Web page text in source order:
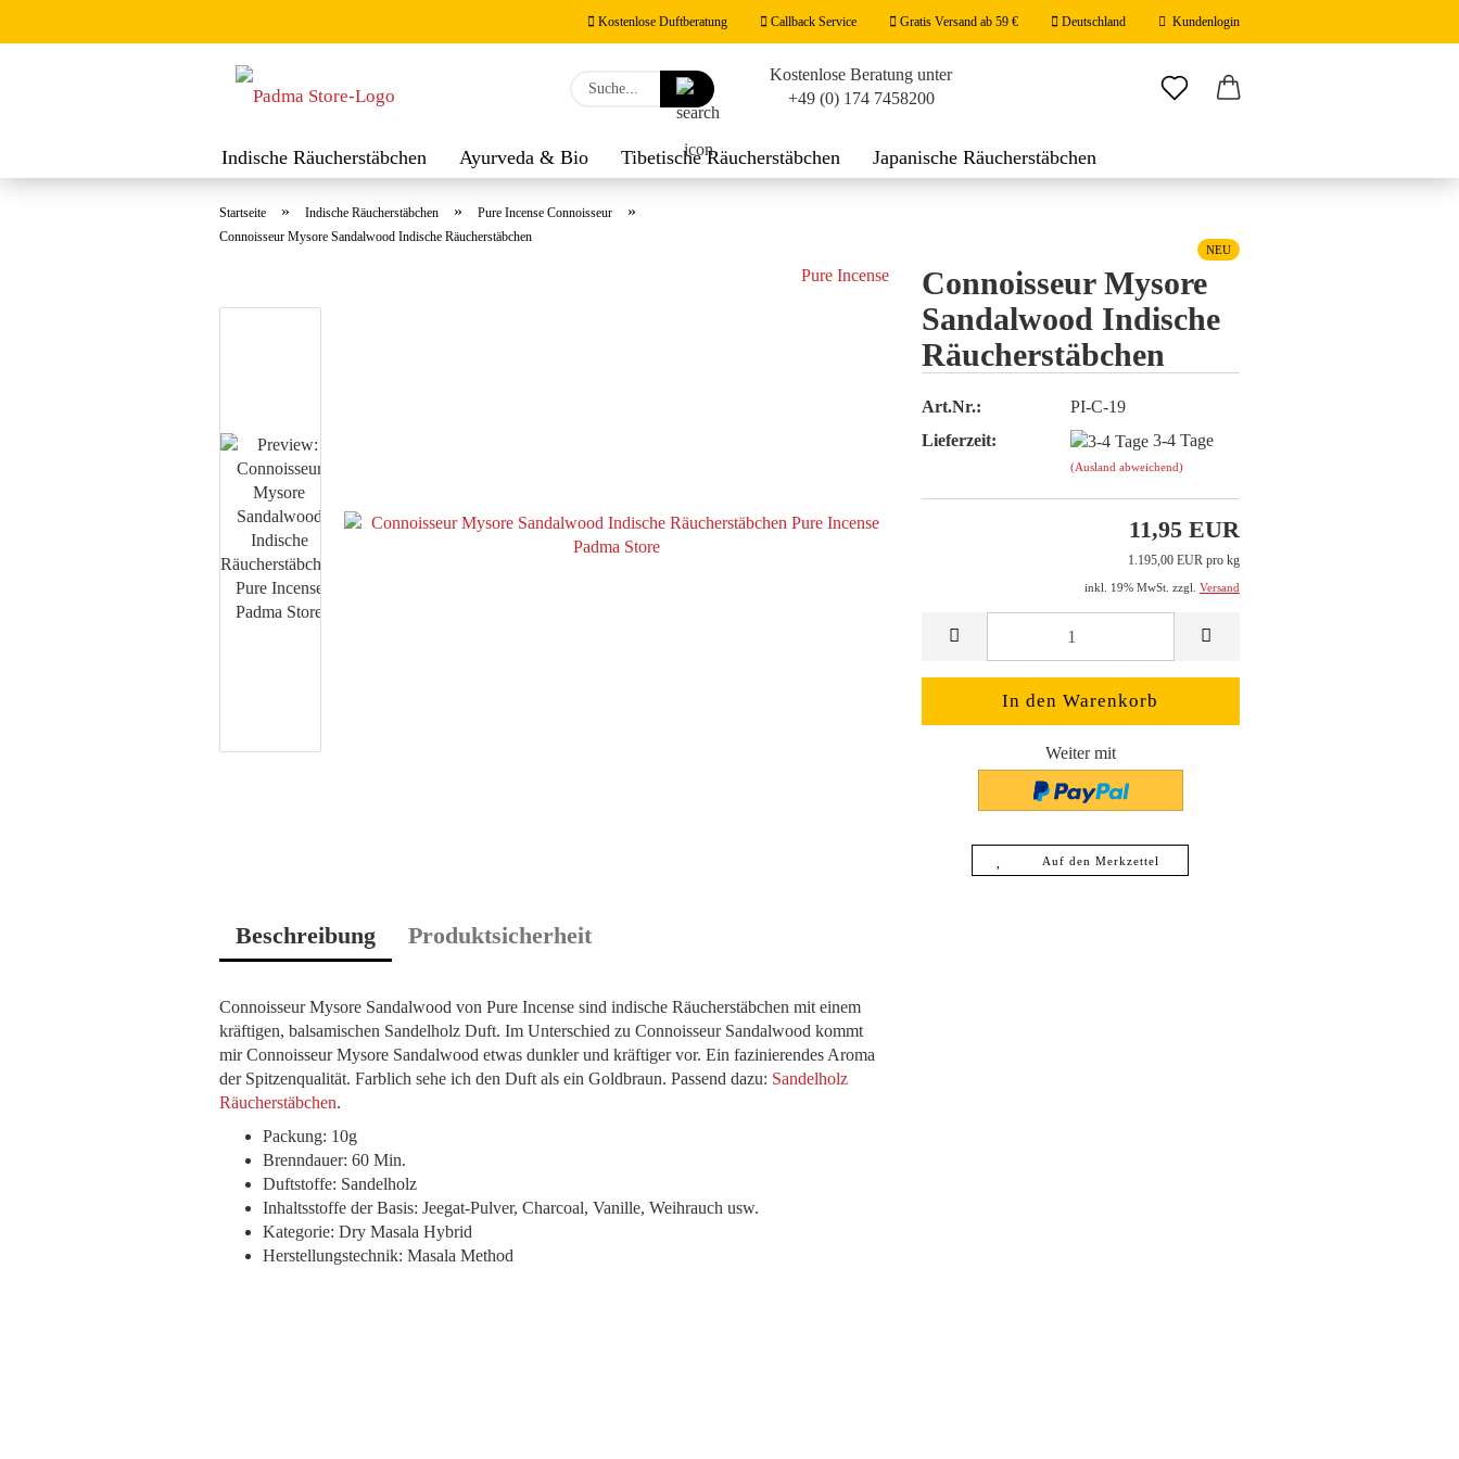
Kostenlose Duftberatung Callback Service Gratis Versand ab 59 € Deutschland
Lieferland
Kundenlogin
E-Mail
Konto erstellen
Passwort vergessen?
Suche...
Kostenlose Beratung unter
+49 (0) 174 7458200
Indische Räucherstäbchen Ayurveda & Bio Tibetische Räucherstäbchen
Japanische Räucherstäbchen
Startseite » Indische Räucherstäbchen » Pure Incense Connoisseur »
Connoisseur Mysore Sandalwood Indische Räucherstäbchen
Pure Incense
NEU
Connoisseur Mysore
Sandalwood Indische
Räucherstäbchen
Art.Nr.:
PI-C-19
Lieferzeit:
3-4 Tage
(Ausland abweichend)
11,95 EUR
1.195,00 EUR pro kg
inkl. 19% MwSt. zzgl. Versand
Weiter mit
Auf den Merkzettel
Beschreibung Produktsicherheit
Connoisseur Mysore Sandalwood von Pure Incense sind indische Räucherstäbchen mit einem
kräftigen, balsamischen Sandelholz Duft. Im Unterschied zu Connoisseur Sandalwood kommt
mir Connoisseur Mysore Sandalwood etwas dunkler und kräftiger vor. Ein fazinierendes Aroma
der Spitzenqualität. Farblich sehe ich den Duft als ein Goldbraun. Passend dazu: Sandelholz
Räucherstäbchen.
Packung: 10g
Brenndauer: 60 Min.
Duftstoffe: Sandelholz
Inhaltsstoffe der Basis: Jeegat-Pulver, Charcoal, Vanille, Weihrauch usw.
Kategorie: Dry Masala Hybrid
Herstellungstechnik: Masala Method